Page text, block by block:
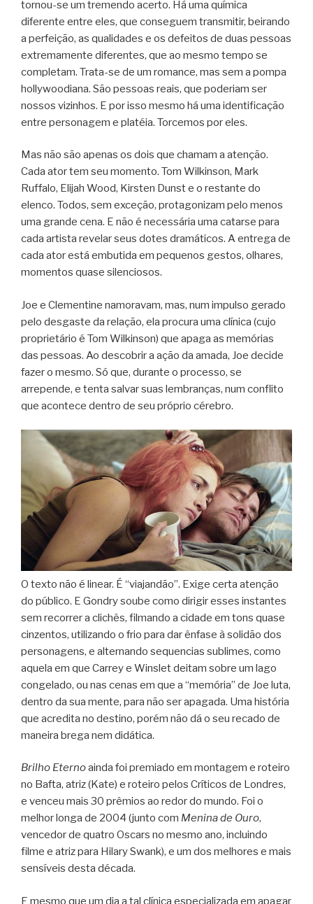
tornou-se um tremendo acerto. Há uma química
diferente entre eles, que conseguem transmitir, beirando
a perfeição, as qualidades e os defeitos de duas pessoas
extremamente diferentes, que ao mesmo tempo se
completam. Trata-se de um romance, mas sem a pompa
hollywoodiana. São pessoas reais, que poderiam ser
nossos vizinhos. E por isso mesmo há uma identificação
entre personagem e platéia. Torcemos por eles.
Mas não são apenas os dois que chamam a atenção.
Cada ator tem seu momento. Tom Wilkinson, Mark
Ruffalo, Elijah Wood, Kirsten Dunst e o restante do
elenco. Todos, sem exceção, protagonizam pelo menos
uma grande cena. E não é necessária uma catarse para
cada artista revelar seus dotes dramáticos. A entrega de
cada ator está embutida em pequenos gestos, olhares,
momentos quase silenciosos.
Joe e Clementine namoravam, mas, num impulso gerado
pelo desgaste da relação, ela procura uma clínica (cujo
proprietário é Tom Wilkinson) que apaga as memórias
das pessoas. Ao descobrir a ação da amada, Joe decide
fazer o mesmo. Só que, durante o processo, se
arrepende, e tenta salvar suas lembranças, num conflito
que acontece dentro de seu próprio cérebro.
O texto não é linear. É “viajandão”. Exige certa atenção
do público. E Gondry soube como dirigir esses instantes
sem recorrer a clichês, filmando a cidade em tons quase
cinzentos, utilizando o frio para dar ênfase à solidão dos
personagens, e alternando sequencias sublimes, como
aquela em que Carrey e Winslet deitam sobre um lago
congelado, ou nas cenas em que a “memória” de Joe luta,
dentro da sua mente, para não ser apagada. Uma história
que acredita no destino, porém não dá o seu recado de
maneira brega nem didática.
Brilho Eternoainda foi premiado em montagem e roteiro
no Bafta, atriz (Kate) e roteiro pelos Críticos de Londres,
e venceu mais 30 prêmios ao redor do mundo. Foi o
melhor longa de 2004 (junto com Menina de Ouro,
vencedor de quatro Oscars no mesmo ano, incluindo
filme e atriz para Hilary Swank), e um dos melhores e mais
sensíveis desta década.
E mesmo que um dia a tal clínica especializada em apagar